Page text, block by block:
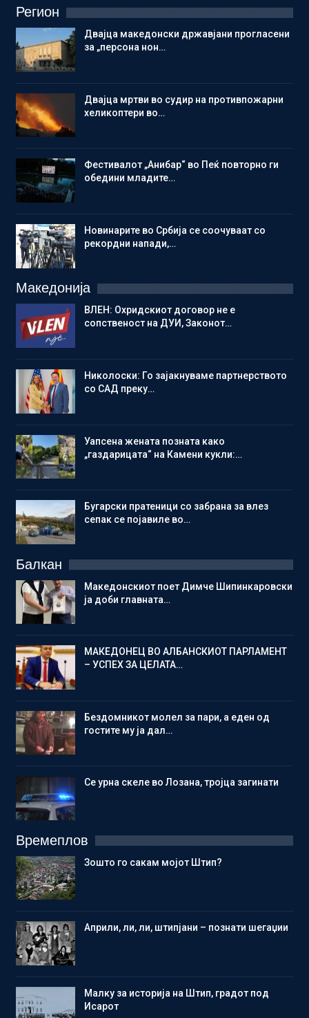
Регион
Двајца македонски државјани прогласени
за „персона нон…
Двајца мртви во судир на противпожарни
хеликоптери во…
Фестивалот „Анибар“ во Пеќ повторно ги
обедини младите…
Новинарите во Србија се соочуваат со
рекордни напади,…
Македонија
ВЛЕН: Охридскиот договор не е
сопственост на ДУИ, Законот…
Николоски: Го зајакнуваме партнерството
со САД преку…
Уапсена жената позната како
„газдарицата“ на Камени кукли:…
Бугарски пратеници со забрана за влез
сепак се појавиле во…
Балкан
Македонскиот поет Димче Шипинкаровски
ја доби главната…
МАКЕДОНЕЦ ВО АЛБАНСКИОТ ПАРЛАМЕНТ
– УСПЕХ ЗА ЦЕЛАТА…
Бездомникот молел за пари, а еден од
гостите му ја дал…
Се урна скеле во Лозана, тројца загинати
Времеплов
Зошто го сакам мојот Штип?
Aприли, ли, ли, штипјани – познати шегаџии
Малку за историја на Штип, градот под
Исарот